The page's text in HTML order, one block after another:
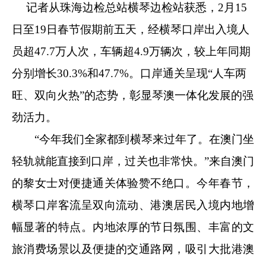
记者从珠海边检总站横琴边检站获悉，2月15
日至19日春节假期前五天，经横琴口岸出入境人
员超47.7万人次，车辆超4.9万辆次，较上年同期
分别增长30.3%和47.7%。口岸通关呈现“人车两
旺、双向火热”的态势，彰显琴澳一体化发展的强
劲活力。
“今年我们全家都到横琴来过年了。在澳门坐
轻轨就能直接到口岸，过关也非常快。”来自澳门
的黎女士对便捷通关体验赞不绝口。今年春节，
横琴口岸客流呈双向流动、港澳居民入境内地增
幅显著的特点。内地浓厚的节日氛围、丰富的文
旅消费场景以及便捷的交通路网，吸引大批港澳